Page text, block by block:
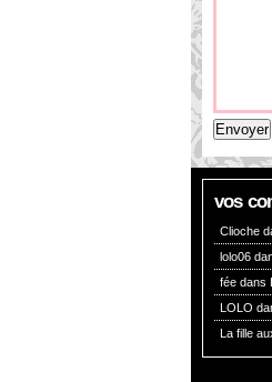
vos
Clioche
lolo06
fée dans
LOLO
La fille